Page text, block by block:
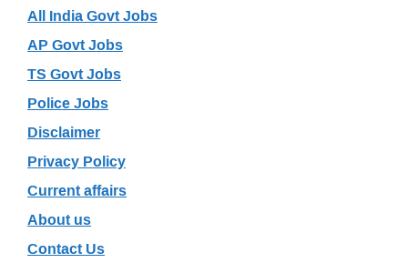
All India Govt Jobs
AP Govt Jobs
TS Govt Jobs
Police Jobs
Disclaimer
Privacy Policy
Current affairs
About us
Contact Us